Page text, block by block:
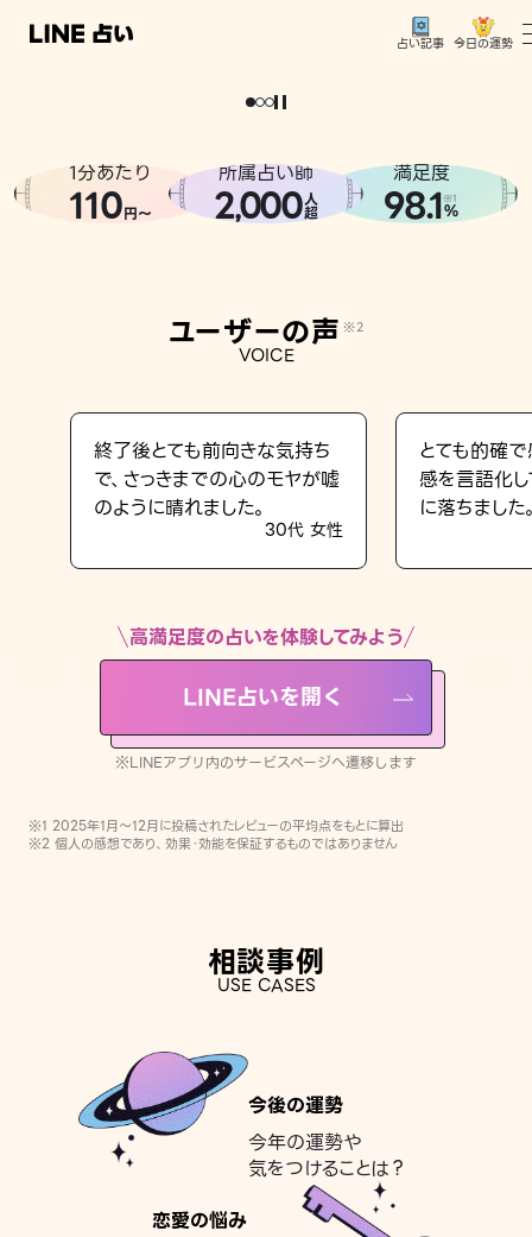
占い記事 今日の運勢
相談事例
LINE占いを開く
※LINEアプリ内のサービスページへ遷移します
どうせなら
。
1分あたり
110円〜
所属占い師
2,000人
超
満足度
98.1※1
%
ユーザーの声 ※2
VOICE
終了後とても前向きな気持ち
で、さっきまでの心のモヤが嘘
のように晴れました。
30代 女性
とても的確
感を言語化
に落ちました
高満足度の占いを体験してみよう
LINE占いを開く
※LINEアプリ内のサービスページへ遷移します
※1 2025年1月〜12月に投稿されたレビューの平均点をもとに算出
※2 個人の感想であり、効果・効能を保証するものではありません
相談事例
USE CASES
今後の運勢
今年の運勢や
気をつけることは？
恋愛の悩み